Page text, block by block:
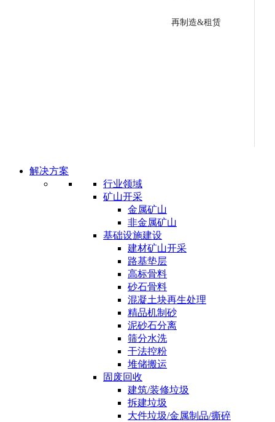
再制造&租赁
解决方案
行业领域
矿山开采
金属矿山
非金属矿山
基础设施建设
建材矿山开采
路基垫层
高标骨料
砂石骨料
混凝土块再生处理
精品机制砂
泥砂石分离
筛分水洗
干法控粉
堆储搬运
固废回收
建筑/装修垃圾
拆建垃圾
大件垃圾/金属制品/撕碎